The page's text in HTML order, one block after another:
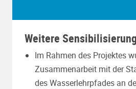
Weitere
Im Rahmen des Projektes
Zusammenarbeit mit der
des Wasserlehrpfades an